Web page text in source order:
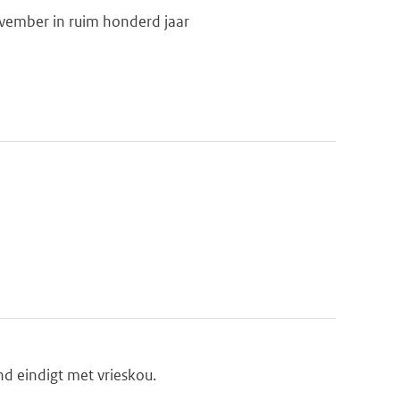
in ruim honderd jaar
eindigt met vrieskou.